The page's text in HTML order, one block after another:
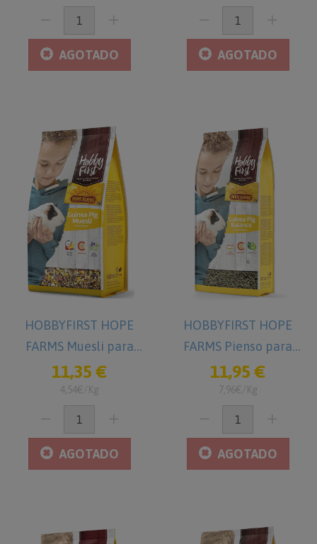
AGOTADO AGOTADO
HOBBYFIRST HOPE
FARMS Muesli para
Cobayas 2,5 kg Comida
para Cobayas
11,35 €
4,54€/Kg
AGOTADO
HOBBYFIRST HOPE
FARMS Pienso para
Cobayas 1,5 kg
11,95 €
7,96€/Kg
AGOTADO